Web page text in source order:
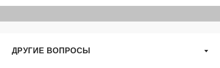
ДРУГИЕ ВОПРОСЫ